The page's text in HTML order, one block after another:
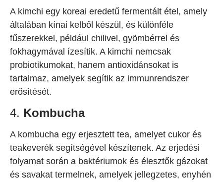
A kimchi egy koreai eredetű fermentált étel, amely
általában kínai kelből készül, és különféle
fűszerekkel, például chilivel, gyömbérrel és
fokhagymával ízesítik. A kimchi nemcsak
probiotikumokat, hanem antioxidánsokat is
tartalmaz, amelyek segítik az immunrendszer
erősítését.
4. Kombucha
A kombucha egy erjesztett tea, amelyet cukor és
teakeverék segítségével készítenek. Az erjedési
folyamat során a baktériumok és élesztők gázokat
és savakat termelnek, amelyek jellegzetes, enyhén